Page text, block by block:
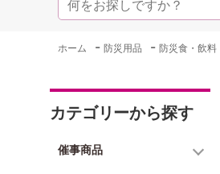
ホーム -防災用品 -防災食・飲料
カテゴリーから探す
催事商品